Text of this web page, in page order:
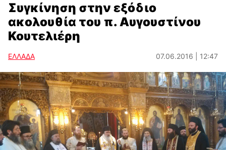
Συγκίνηση στην εξόδιο
ακολουθία του π. Αυγουστίνου
Κουτελιέρη
ΕΛΛΑΔΑ 07.06.2016 | 12:47